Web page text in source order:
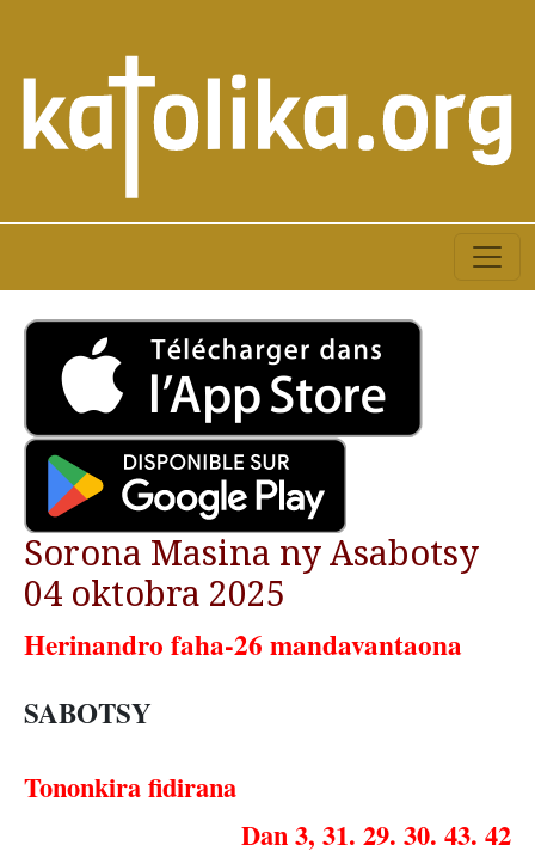
Sorona Masina ny Asabotsy
04 oktobra 2025
Herinandro faha-26 mandavantaona
SABOTSY
Tononkira fidirana
Dan 3, 31. 29. 30. 43. 42